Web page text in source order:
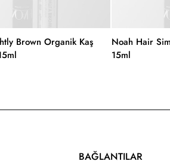
Brown Organik Kaş
Noah Hair
15ml
BAĞLANTILAR